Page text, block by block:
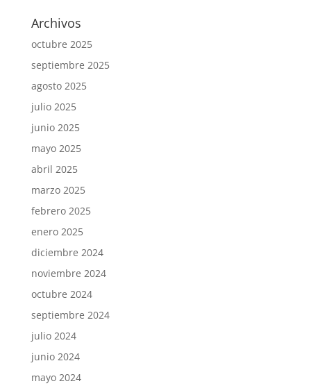
Archivos
octubre 2025
septiembre 2025
agosto 2025
julio 2025
junio 2025
mayo 2025
abril 2025
marzo 2025
febrero 2025
enero 2025
diciembre 2024
noviembre 2024
octubre 2024
septiembre 2024
julio 2024
junio 2024
mayo 2024